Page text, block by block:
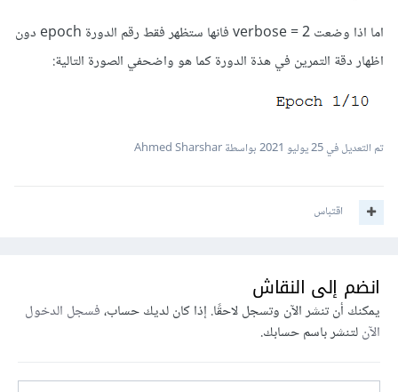
اما اذا وضعت verbose = 2 فانها ستظهر فقط رقم الدورة epoch دون
اظهار دقة التمرين في هذة الدورة كما هو واضحفي الصورة التالية:
تم التعديل في25 يوليو 2021 بواسطة Ahmed Sharshar
اقتباس
انضم إلى النقاش
يمكنك أن تنشر الآن وتسجل لاحقًا. إذا كان لديك حساب،فسجل الدخول
الآنلتنشر باسم حسابك.